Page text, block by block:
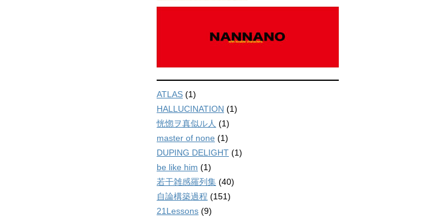
ATLAS (1)
HALLUCINATION (1)
恍惚ヲ真似ル人 (1)
master of none (1)
DUPING DELIGHT (1)
be like him (1)
若干雑感羅列集 (40)
自論構築過程 (151)
21Lessons (9)